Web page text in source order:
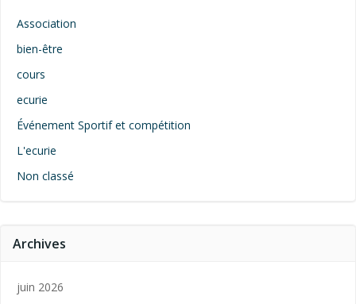
Association
bien-être
cours
ecurie
Événement Sportif et compétition
L'ecurie
Non classé
Archives
juin 2026